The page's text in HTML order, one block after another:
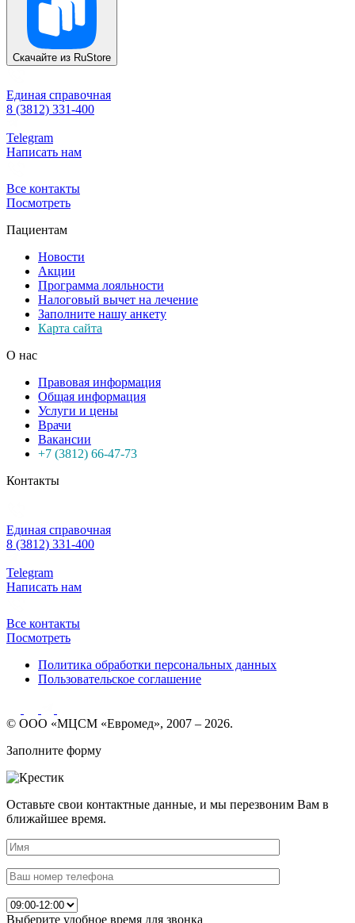
Скачайте из RuStore
Единая справочная
8 (3812) 331-400
Telegram
Написать нам
Все контакты
Посмотреть
Пациентам
Новости
Акции
Программа лояльности
Налоговый вычет на лечение
Заполните нашу анкету
Карта сайта
О нас
Правовая информация
Общая информация
Услуги и цены
Врачи
Вакансии
+7 (3812) 66-47-73
Контакты
Единая справочная
8 (3812) 331-400
Telegram
Написать нам
Все контакты
Посмотреть
Политика обработки персональных данных
Пользовательское соглашение
© ООО «МЦСМ «Евромед», 2007 – 2026.
Заполните форму
Оставьте свои контактные данные, и мы перезвоним Вам в
ближайшее время.
Выберите удобное время для звонка